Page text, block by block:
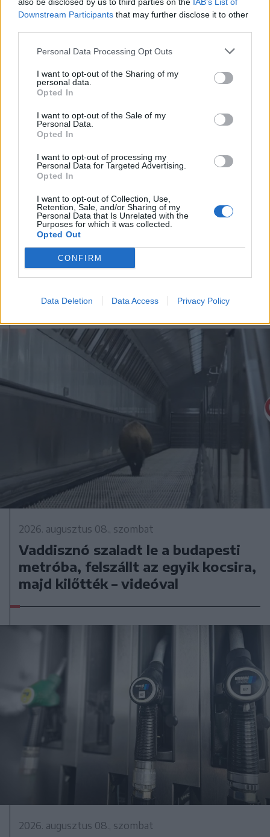
Downstream Participants that may further disclose it to other
Personal Data Processing Opt Outs
I want to opt-out of the Sharing of my
personal data.
Opted In
I want to opt-out of the Sale of my
Personal Data.
Opted In
I want to opt-out of processing my
Personal Data for Targeted Advertising.
Opted In
I want to opt-out of Collection, Use,
Retention, Sale, and/or Sharing of my
Personal Data that Is Unrelated with the
Purposes for which it was collected.
Opted Out
CONFIRM
Data Deletion Data Access Privacy Policy
2026. augusztus 08., szombat
Románia irányából érkező ukrán
csalidrón robbant fel Bulgáriában –
2026. augusztus 08., szombat
Vaddisznó szaladt le a budapesti
metróba, felszállt az egyik kocsira,
majd kilőtték – videóval
2026. augusztus 08., szombat